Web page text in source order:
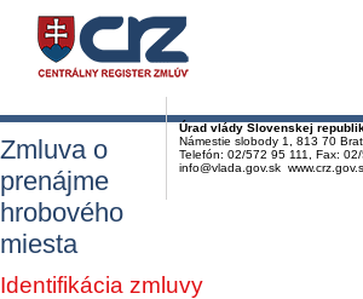
Úrad vlády Slovenskej
Námestie slobody 1, 813 70
Telefón: 02/572 95 111, Fax:
info@vlada.gov.sk
Zmluva o
prenájme
hrobového
miesta
Identifikácia zmluvy